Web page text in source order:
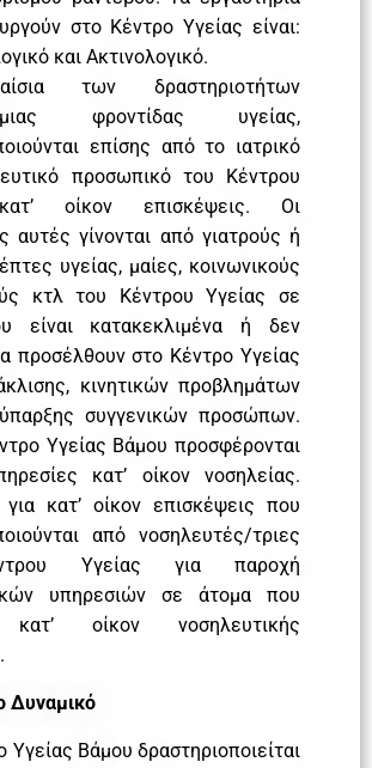
στο Κέντρο Υγείας είναι:
και Ακτινολογικό.
των δραστηριοτήτων
φροντίδας υγείας,
επίσης από το ιατρικό
προσωπικό του Κέντρου
οίκον επισκέψεις. Οι
αυτές γίνονται από γιατρούς ή
υγείας, μαίες, κοινωνικούς
κτλ του Κέντρου Υγείας σε
είναι κατακεκλιμένα ή δεν
προσέλθουν στο Κέντρο Υγείας
κινητικών προβλημάτων
συγγενικών προσώπων.
Υγείας Βάμου προσφέρονται
κατ’ οίκον νοσηλείας.
για κατ’ οίκον επισκέψεις που
από νοσηλευτές/τριες
Υγείας για παροχή
υπηρεσιών σε άτομα που
κατ’ οίκον νοσηλευτικής
Δυναμικό
Υγείας Βάμου δραστηριοποιείται